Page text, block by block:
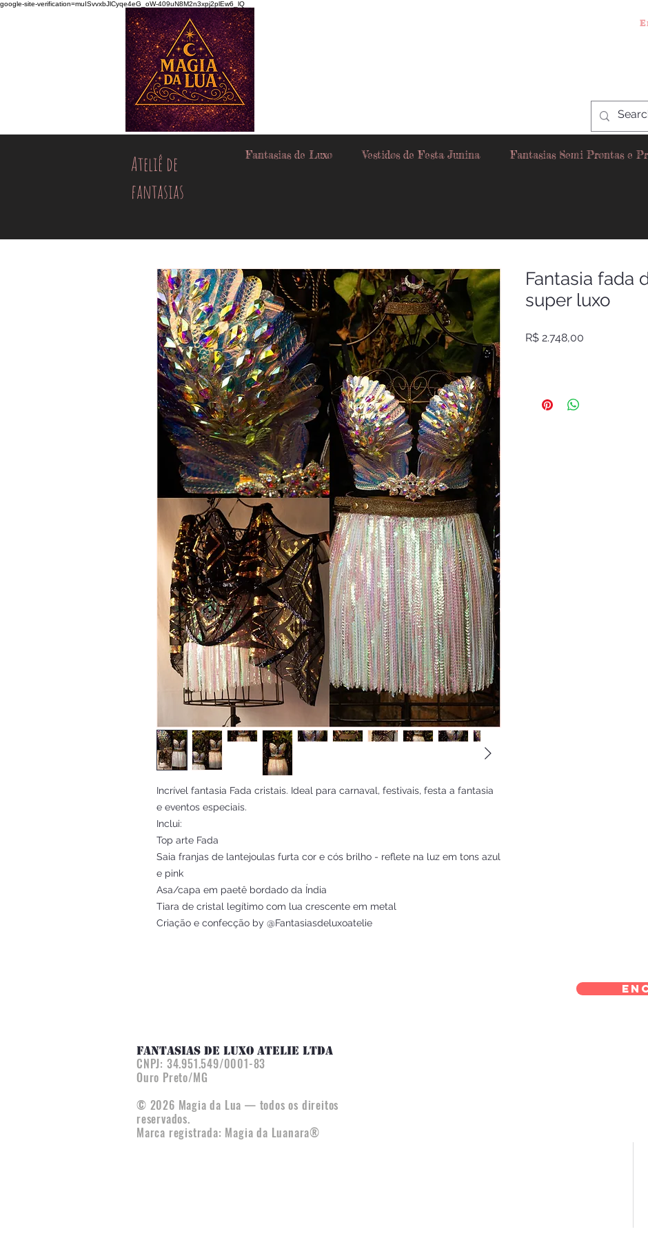
google-site-verification=muISvvxbJlCyqe4eG_oW-409uN8M2n3xpj2plEw6_lQ
Ateliê de
fantasias
Fantasias de Luxo Vestidos de Festa Junina Fantasias Semi Prontas e
Incrível fantasia Fada cristais. Ideal para carnaval, festivais, festa a fantasia
e eventos especiais.
Inclui:
Top arte Fada
Saia franjas de lantejoulas furta cor e cós brilho - reflete na luz em tons azul
e pink
Asa/capa em paetê bordado da Índia
Tiara de cristal legítimo com lua crescente em metal
Criação e confecção by @Fantasiasdeluxoatelie
Fantasia fada
super luxo
R$ 2.748,00
FANTASIAS DE LUXO ATELIE LTDA
CNPJ: 34.951.549/0001-83
Ouro Preto/MG
© 2026 Magia da Lua — todos os direitos
reservados.
Marca registrada: Magia da Luanara®